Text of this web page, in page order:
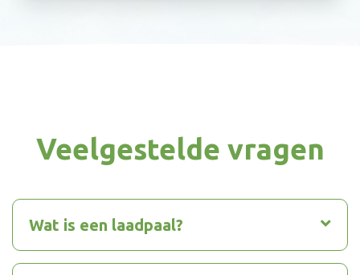
Veelgestelde vragen
Wat is een laadpaal?